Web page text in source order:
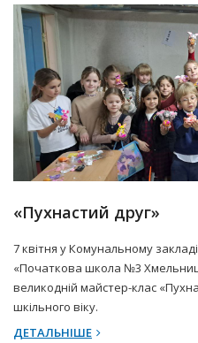
7 Квітня 2025 р.
«Пухнастий друг»
7 квітня у Комунальному
«Початкова школа №3
великодній майстер-клас
шкільного віку.
ДЕТАЛЬНІШЕ